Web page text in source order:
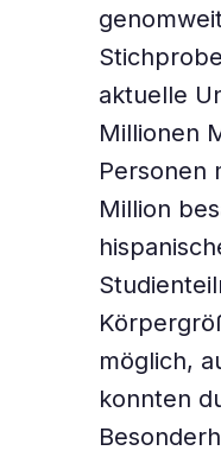
aktuelle
Millionen
Personen
Million
möglich,
konnten